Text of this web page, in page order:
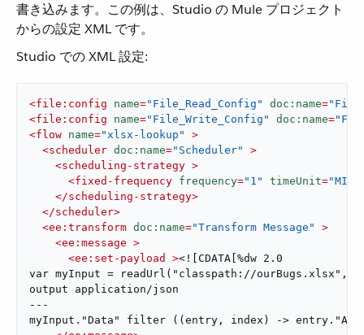
書き込みます。この例は、Studio の Mule プロジェクト
からの設定 XML です。
Studio での XML 設定:
<file:config name="File_Read_Config" doc:name="File
<file:config name="File_Write_Config" doc:name=
<flow name="xlsx-lookup"
>
<scheduler doc:name="Scheduler"
>
<scheduling-strategy >
<fixed-frequency frequency="1" timeUnit=
</scheduling-strategy>
</scheduler>
<ee:transform doc:name="Transform Message"
>
<ee:message >
<ee:set-payload ><![CDATA[%dw 2.0
var myInput = readUrl("classpath://ourBugs.xlsx",
output application/json
---
myInput."Data" filter ((entry, index) ->